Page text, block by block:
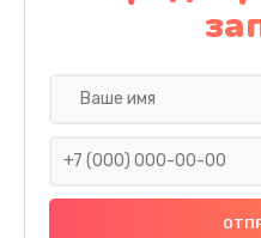
Замена